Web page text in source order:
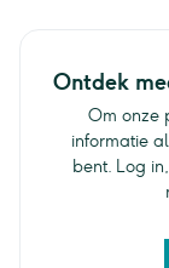
Ontdek
Om onze
informatie
bent. Log